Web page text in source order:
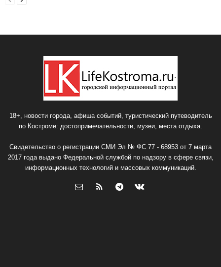
18+, новости города, афиша событий, туристический путеводитель
по Костроме: достопримечательности, музеи, места отдыха.
Свидетельство о регистрации СМИ Эл № ФС 77 - 68953 от 7 марта
2017 года выдано Федеральной службой по надзору в сфере связи,
информационных технологий и массовых коммуникаций.